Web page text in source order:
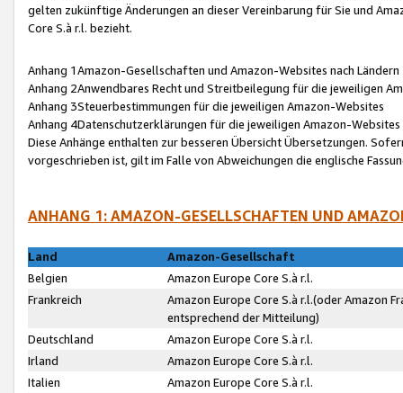
gelten zukünftige Änderungen an dieser Vereinbarung für Sie und
Core S.à r.l. bezieht.
Anhang 1Amazon-Gesellschaften und Amazon-Websites nach Ländern
Anhang 2Anwendbares Recht und Streitbeilegung für die jeweiligen
Anhang 3Steuerbestimmungen für die jeweiligen Amazon-Websites
Anhang 4Datenschutzerklärungen für die jeweiligen Amazon-Websites
Diese Anhänge enthalten zur besseren Übersicht Übersetzungen.
vorgeschrieben ist, gilt im Falle von Abweichungen die englische
ANHANG 1: AMAZON-GESELLSCHAFTEN UND
Land
Amazon-Gesellschaft
Belgien
Amazon Europe Core S.à r.l.
Frankreich
Amazon Europe Core S.à r.l.(oder Amazon
entsprechend der Mitteilung)
Deutschland
Amazon Europe Core S.à r.l.
Irland
Amazon Europe Core S.à r.l.
Italien
Amazon Europe Core S.à r.l.